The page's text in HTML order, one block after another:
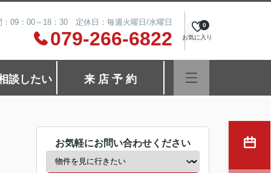
：09：00～18：30 定休日：毎週火曜日/水曜日
079-266-6822 お気に入り
0
談したい 来 店 予 約
お気軽にお問い合わせください